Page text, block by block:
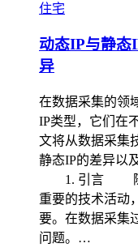
住宅
动态IP与静态
异
在数据采集的领
IP类型，它们在
文将从数据采集
静态IP的差异以
1. 引言 随着
重要的技术活动
要。在数据采集
问题。…